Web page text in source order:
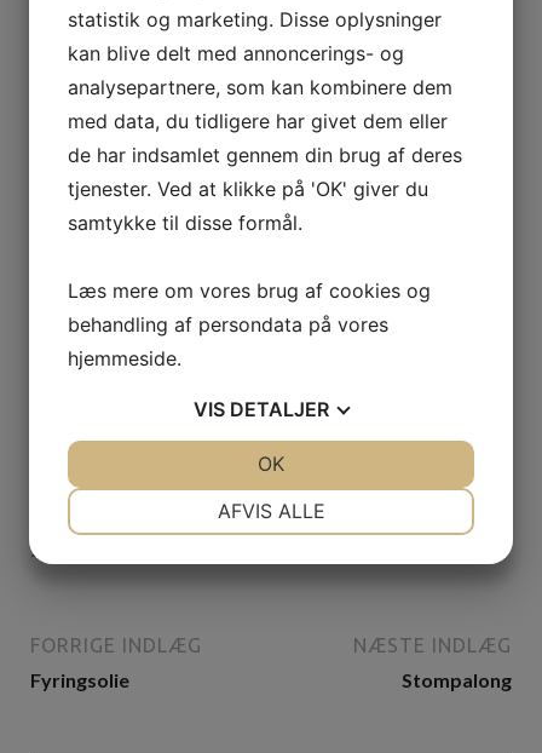
Tagmaling
5. oktober 2021
Professionel facaderens og ventilationsrens
25. maj 2021
FORRIGE INDLÆG
Fyringsolie
NÆSTE INDLÆG
Stompalong
statistik og marketing. Disse oplysninger
kan blive delt med annoncerings- og
analysepartnere, som kan kombinere dem
med data, du tidligere har givet dem eller
de har indsamlet gennem din brug af deres
tjenester. Ved at klikke på 'OK' giver du
samtykke til disse formål.
Læs mere om vores brug af cookies og
behandling af persondata på vores
hjemmeside.
VIS DETALJER
AFVIS ALLE
OK